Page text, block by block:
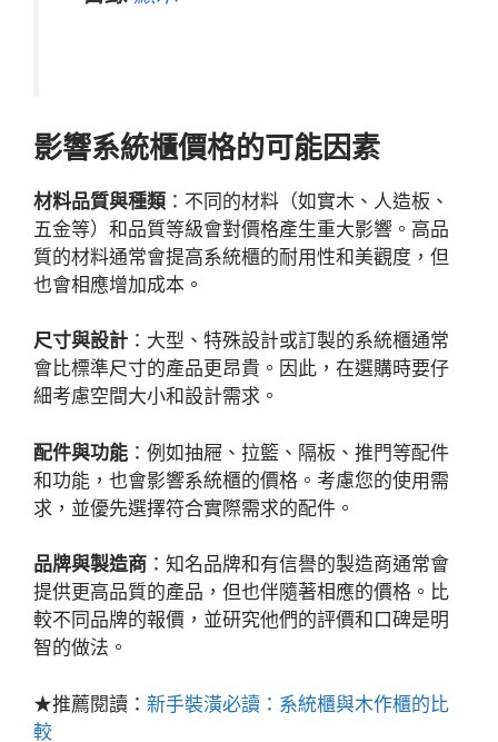
影響系統櫃價格的可能因素
材料品質與種類 ：不同的材料（如實木、人造板、
五金等）和品質等級會對價格產生重大影響。高品
質的材料通常會提高系統櫃的耐用性和美觀度，但
也會相應增加成本。
尺寸與設計 ：大型、特殊設計或訂製的系統櫃通常
會比標準尺寸的產品更昂貴。因此，在選購時要仔
細考慮空間大小和設計需求。
配件與功能 ：例如抽屜、拉籃、隔板、推門等配件
和功能，也會影響系統櫃的價格。考慮您的使用需
求，並優先選擇符合實際需求的配件。
品牌與製造商 ：知名品牌和有信譽的製造商通常會
提供更高品質的產品，但也伴隨著相應的價格。比
較不同品牌的報價，並研究他們的評價和口碑是明
智的做法。
★推薦閱讀： 新手裝潢必讀：系統櫃與木作櫃的比
較